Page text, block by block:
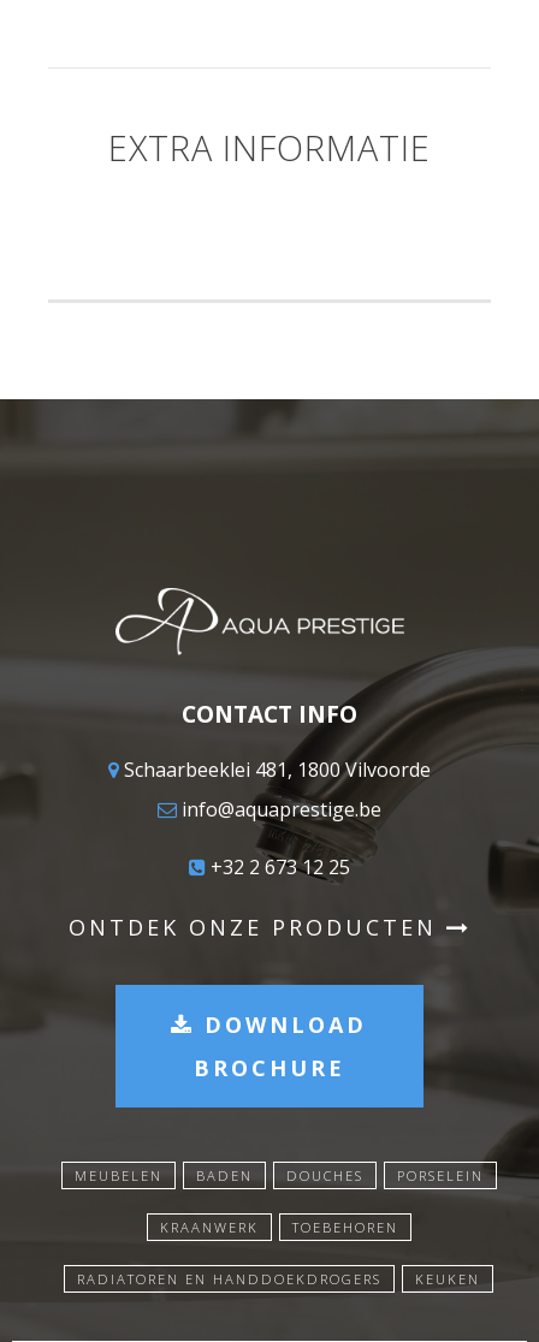
EXTRA INFORMATIE
CONTACT INFO
Schaarbeeklei 481, 1800 Vilvoorde
info@aquaprestige.be
+32 2 673 12 25
ONTDEK ONZE PRODUCTEN
DOWNLOAD
BROCHURE
MEUBELEN BADEN DOUCHES PORSELEIN
KRAANWERK TOEBEHOREN
RADIATOREN EN HANDDOEKDROGERS KEUKEN